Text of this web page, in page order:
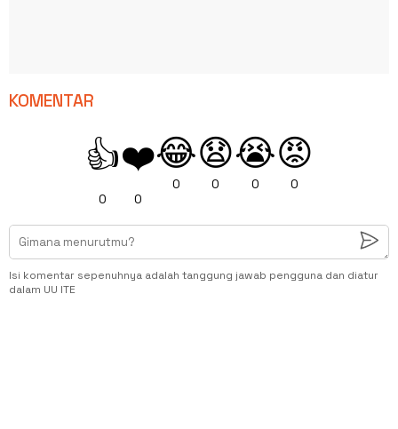
KOMENTAR
👍
0
❤️
0
😂
0
😧
0
😭
0
😡
0
Isi komentar sepenuhnya adalah tanggung jawab pengguna dan diatur
dalam UU ITE